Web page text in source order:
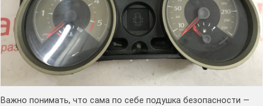
Важно понимать, что сама по себе подушка безопасности —